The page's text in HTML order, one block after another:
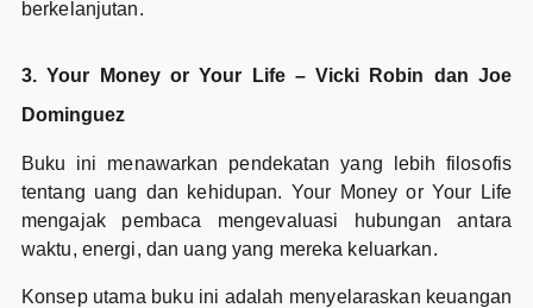
berkelanjutan.
3. Your Money or Your Life – Vicki Robin dan Joe
Dominguez
Buku ini menawarkan pendekatan yang lebih filosofis
tentang uang dan kehidupan. Your Money or Your Life
mengajak pembaca mengevaluasi hubungan antara
waktu, energi, dan uang yang mereka keluarkan.
Konsep utama buku ini adalah menyelaraskan keuangan